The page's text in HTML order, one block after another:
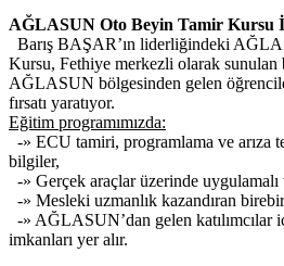
AĞLASUN Oto Beyin Tamir Kursu
Barış BAŞAR’ın liderliğindeki
Kursu, Fethiye merkezli olarak
AĞLASUN bölgesinden gelen
fırsatı yaratıyor.
Eğitim programımızda:
-» ECU tamiri, programlama ve arıza
bilgiler,
-» Gerçek araçlar üzerinde uygulamalı
-» Mesleki uzmanlık kazandıran
-» AĞLASUN’dan gelen katılımcılar
imkanları yer alır.